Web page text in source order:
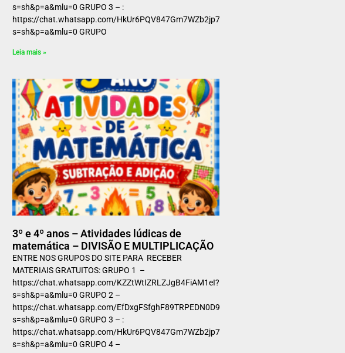
s=sh&p=a&mlu=0 GRUPO 3 – :
https://chat.whatsapp.com/HkUr6PQV847Gm7WZb2jp7a?
s=sh&p=a&mlu=0 GRUPO
Leia mais »
3º e 4º anos – Atividades lúdicas de
matemática – DIVISÃO E MULTIPLICAÇÃO
ENTRE NOS GRUPOS DO SITE PARA RECEBER
MATERIAIS GRATUITOS: GRUPO 1 –
https://chat.whatsapp.com/KZZtWtIZRLZJgB4FiAM1eI?
s=sh&p=a&mlu=0 GRUPO 2 –
https://chat.whatsapp.com/EfDxgFSfghF89TRPEDN0D9?
s=sh&p=a&mlu=0 GRUPO 3 – :
https://chat.whatsapp.com/HkUr6PQV847Gm7WZb2jp7a?
s=sh&p=a&mlu=0 GRUPO 4 –